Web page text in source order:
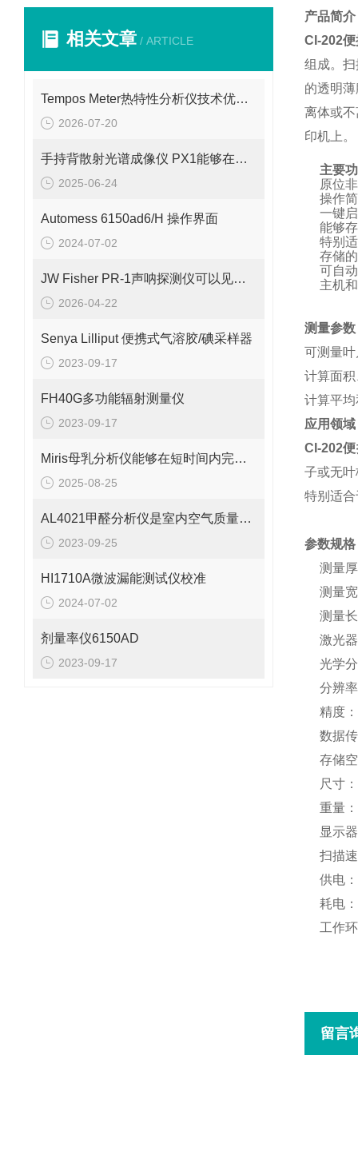
相关文章 / ARTICLE
Tempos Meter热特性分析仪技术优势：快速、无损与广泛适用性
2026-07-20
手持背散射光谱成像仪 PX1能够在短时间内生成被检测物体的图像
2025-06-24
Automess 6150ad6/H 操作界面
2024-07-02
JW Fisher PR-1声呐探测仪可以见于多个场景中
2026-04-22
Senya Lilliput 便携式气溶胶/碘采样器
2023-09-17
FH40G多功能辐射测量仪
2023-09-17
Miris母乳分析仪能够在短时间内完成快速分析
2025-08-25
AL4021甲醛分析仪是室内空气质量的守护者
2023-09-25
HI1710A微波漏能测试仪校准
2024-07-02
剂量率仪6150AD
2023-09-17
产品简介
CI-202
组成。
的透明
离体或
印机上。
主要
原位
操作
一键
能够
特别
存储
可自
主机
测量参数
可测量
计算面
计算平
应用领域
CI-202
子或无
特别适
参数规格
测量
测量
测量
激光
光学
分辨
精度
数据
存储
尺寸
重量
显示
扫描
供电
耗电
工作
留言